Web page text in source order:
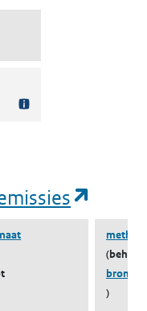
bromaat
)